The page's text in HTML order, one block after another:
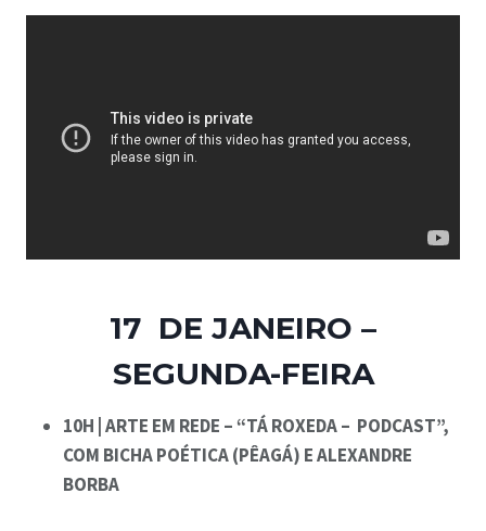
17 DE JANEIRO –
SEGUNDA-FEIRA
10H | ARTE EM REDE – “TÁ ROXEDA – PODCAST”,
COM BICHA POÉTICA (PÊAGÁ) E ALEXANDRE
BORBA